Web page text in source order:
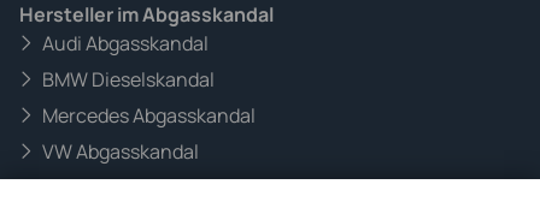
Hersteller im Abgasskandal
Audi Abgasskandal
BMW Dieselskandal
Mercedes Abgasskandal
VW Abgasskandal